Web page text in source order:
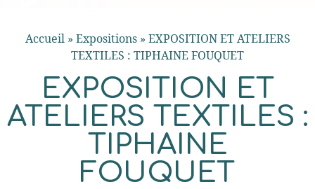
Accueil» Expositions» EXPOSITION ET ATELIERS
TEXTILES : TIPHAINE FOUQUET
EXPOSITION ET
ATELIERS TEXTILES :
TIPHAINE
FOUQUET